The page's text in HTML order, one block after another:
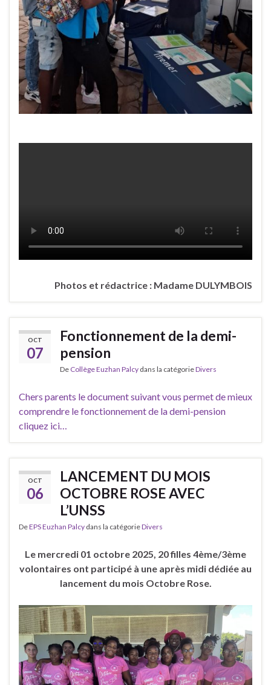
Photos et rédactrice : Madame DULYMBOIS
OCT
07
Fonctionnement de la demi-
pension
De Collège Euzhan Palcy dans la catégorieDivers
Chers parents le document suivant vous permet de mieux
comprendre le fonctionnement de la demi-pension
cliquez ici…
OCT
06
LANCEMENT DU MOIS
OCTOBRE ROSE AVEC
L’UNSS
DeEPS Euzhan Palcy dans la catégorieDivers
Le mercredi 01 octobre 2025, 20 filles 4ème/3ème
volontaires ont participé à une après midi dédiée au
lancement du mois Octobre Rose.